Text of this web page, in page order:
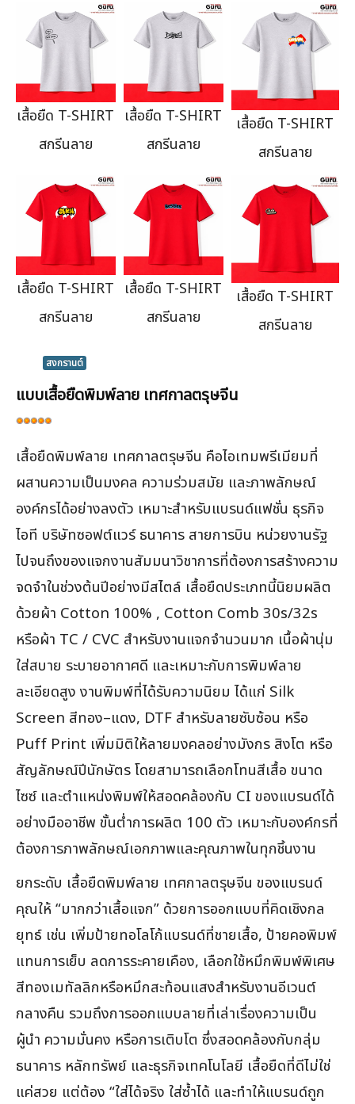
เสื้อยืด T-SHIRT
สกรีนลาย
เสื้อยืด T-SHIRT
สกรีนลาย
เสื้อยืด T-SHIRT
สกรีนลาย
เสื้อยืด T-SHIRT
สกรีนลาย
เสื้อยืด T-SHIRT
สกรีนลาย
เสื้อยืด T-SHIRT
สกรีนลาย
สงกรานต์
แบบเสื้อยืดพิมพ์ลาย เทศกาลตรุษจีน
ให้
เรต
สมาชิก:5/5
เสื้อยืดพิมพ์ลาย เทศกาลตรุษจีน คือไอเทมพรีเมียมที่
ผสานความเป็นมงคล ความร่วมสมัย และภาพลักษณ์
องค์กรได้อย่างลงตัว เหมาะสำหรับแบรนด์แฟชั่น ธุรกิจ
ไอที บริษัทซอฟต์แวร์ ธนาคาร สายการบิน หน่วยงานรัฐ
ไปจนถึงของแจกงานสัมมนาวิชาการที่ต้องการสร้างความ
จดจำในช่วงต้นปีอย่างมีสไตล์ เสื้อยืดประเภทนี้นิยมผลิต
ด้วยผ้า Cotton 100% , Cotton Comb 30s/32s
หรือผ้า TC / CVC สำหรับงานแจกจำนวนมาก เนื้อผ้านุ่ม
ใส่สบาย ระบายอากาศดี และเหมาะกับการพิมพ์ลาย
ละเอียดสูง งานพิมพ์ที่ได้รับความนิยม ได้แก่ Silk
Screen สีทอง–แดง, DTF สำหรับลายซับซ้อน หรือ
Puff Print เพิ่มมิติให้ลายมงคลอย่างมังกร สิงโต หรือ
สัญลักษณ์ปีนักษัตร โดยสามารถเลือกโทนสีเสื้อ ขนาด
ไซซ์ และตำแหน่งพิมพ์ให้สอดคล้องกับ CI ของแบรนด์ได้
อย่างมืออาชีพ ขั้นต่ำการผลิต 100 ตัว เหมาะกับองค์กรที่
ต้องการภาพลักษณ์เอกภาพและคุณภาพในทุกชิ้นงาน
ยกระดับ เสื้อยืดพิมพ์ลาย เทศกาลตรุษจีน ของแบรนด์
คุณให้ “มากกว่าเสื้อแจก” ด้วยการออกแบบที่คิดเชิงกล
ยุทธ์ เช่น เพิ่มป้ายทอโลโก้แบรนด์ที่ชายเสื้อ, ป้ายคอพิมพ์
แทนการเย็บ ลดการระคายเคือง, เลือกใช้หมึกพิมพ์พิเศษ
สีทองเมทัลลิกหรือหมึกสะท้อนแสงสำหรับงานอีเวนต์
กลางคืน รวมถึงการออกแบบลายที่เล่าเรื่องความเป็น
ผู้นำ ความมั่นคง หรือการเติบโต ซึ่งสอดคล้องกับกลุ่ม
ธนาคาร หลักทรัพย์ และธุรกิจเทคโนโลยี เสื้อยืดที่ดีไม่ใช่
แค่สวย แต่ต้อง “ใส่ได้จริง ใส่ซ้ำได้ และทำให้แบรนด์ถูก